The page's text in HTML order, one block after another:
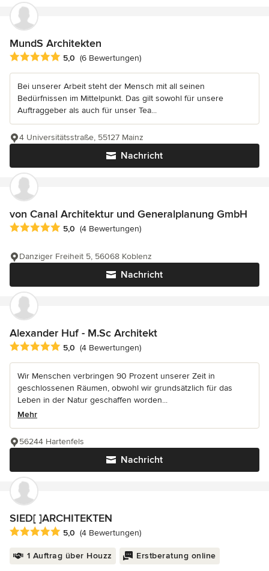
MundS Architekten
Durchschnittliche Bewertung: 5 von 5 Sternen
5,0 (6 Bewertungen)
Bei unserer Arbeit steht der Mensch mit all seinen
Bedürfnissen im Mittelpunkt. Das gilt sowohl für unsere
Auftraggeber als auch für unser Tea...
Nachricht
4 Universitätsstraße, 55127 Mainz
von Canal Architektur und Generalplanung GmbH
Durchschnittliche Bewertung: 5 von 5 Sternen
5,0 (4 Bewertungen)
Nachricht
Danziger Freiheit 5, 56068 Koblenz
Alexander Huf - M.Sc Architekt
Durchschnittliche Bewertung: 5 von 5 Sternen
5,0 (4 Bewertungen)
Wir Menschen verbringen 90 Prozent unserer Zeit in
geschlossenen Räumen, obwohl wir grundsätzlich für das
Leben in der Natur geschaffen worden...
Mehr
Nachricht
56244 Hartenfels
SIED[ ]ARCHITEKTEN
Durchschnittliche Bewertung: 5 von 5 Sternen
5,0 (4 Bewertungen)
1 Auftrag über Houzz Erstberatung online